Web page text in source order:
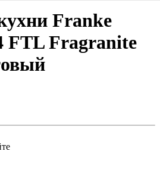
Franke
FTL Fragranite